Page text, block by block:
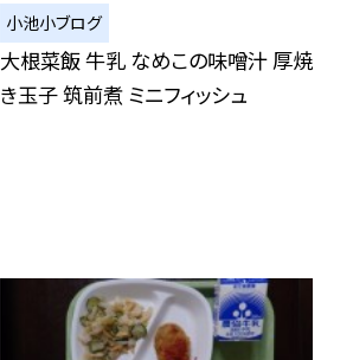
小池小ブログ
大根菜飯 牛乳 なめこの味噌汁 厚焼
き玉子 筑前煮 ミニフィッシュ